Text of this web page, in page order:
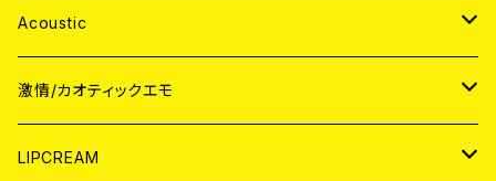
Acoustic
JAPAN
CD
WORLD
激情/カオティックエモ
JAPAN
LIPCREAM